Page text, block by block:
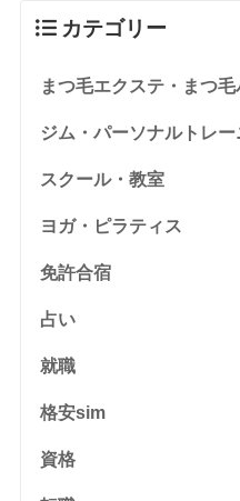
カテゴリー
まつ毛エクステ・まつ毛
ジム・パーソナルトレー
スクール・教室
ヨガ・ピラティス
免許合宿
占い
就職
格安sim
資格